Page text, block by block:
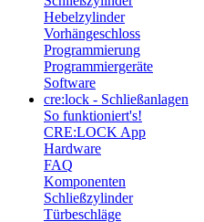
Hebelzylinder
Vorhängeschloss
Programmierung
Programmiergeräte
Software
cre:lock - Schließanlagen
So funktioniert's!
CRE:LOCK App
Hardware
FAQ
Komponenten
Schließzylinder
Türbeschläge